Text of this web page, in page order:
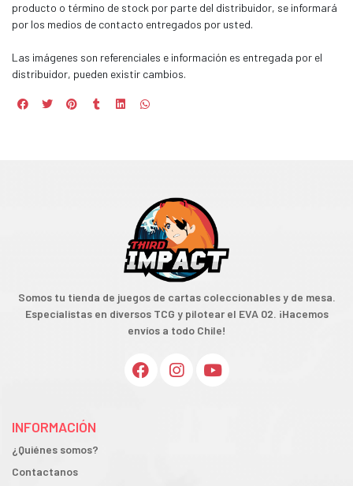
producto o término de stock por parte del distribuidor, se informará
por los medios de contacto entregados por usted.
Las imágenes son referenciales e información es entregada por el
distribuidor, pueden existir cambios.
Somos tu tienda de juegos de cartas coleccionables y de mesa.
Especialistas en diversos TCG y pilotear el EVA 02. ¡Hacemos
envíos a todo Chile!
INFORMACIÓN
¿Quiénes somos?
Contactanos